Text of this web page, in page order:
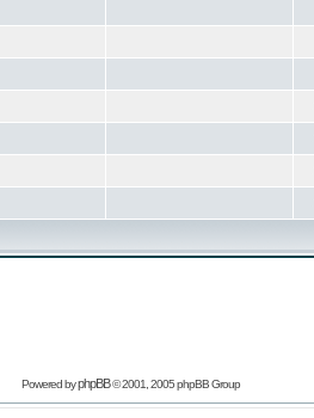
Powered byphpBB© 2001, 2005 phpBB Group